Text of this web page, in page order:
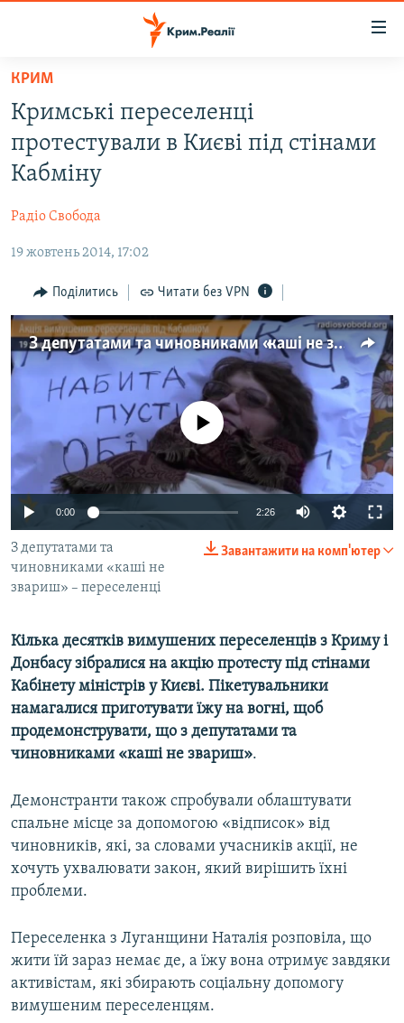
Перейти
основного
матеріалу
Перейти
до
основної
Перейти
пошуку
ВОДА.КРИМ
ВІДЕО ТА ФОТО
БЛОГИ
ПОГЛЯД
ІНТЕРВ'Ю
ВСЕ ЗА ДЕНЬ
СПЕЦПРОЕКТИ
ДЕПОРТАЦІЯ
ВІДЕОУРОКИ «ELIFBE»
СВІДЧЕННЯ ОКУПАЦІЇ
УКРАЇНСЬКА ПРОБЛЕМА КРИМУ
ІНФОГРАФІКА
ЯК ОБІЙТИ БЛОКУВАННЯ
Русский
Qırımtatar
ДОЛУЧАЙСЯ!
КРИМ
Кримські переселенці
протестували в Києві під стінами
Кабміну
Радіо Свобода
19 жовтень 2014, 17:02
Поділитись Читати без VPN
З депутатами та чиновниками «каші не звариш» – переселенці
No media source currently available
0:00 2:26
Завантажити на комп'ютер
З депутатами та
чиновниками «каші не
звариш» – переселенці
Кілька десятків вимушених переселенців з Криму і
Донбасу зібралися на акцію протесту під стінами
Кабінету міністрів у Києві. Пікетувальники
намагалися приготувати їжу на вогні, щоб
продемонструвати, що з депутатами та
чиновниками «каші не звариш».
Демонстранти також спробували облаштувати
спальне місце за допомогою «відписок» від
чиновників, які, за словами учасників акції, не
хочуть ухвалювати закон, який вирішить їхні
проблеми.
Переселенка з Луганщини Наталія розповіла, що
жити їй зараз немає де, а їжу вона отримує завдяки
активістам, які збирають соціальну допомогу
вимушеним переселенцям.